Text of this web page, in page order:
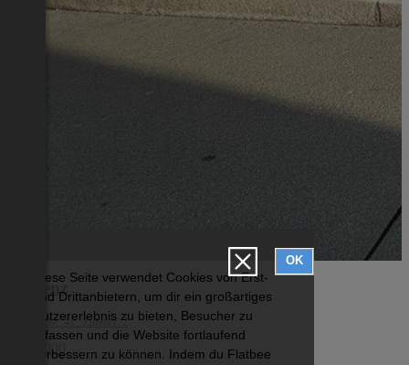
Diese Seite verwendet Cookies von Erst-
und Drittanbietern, um dir ein großartiges
Nutzererlebnis zu bieten, Besucher zu
erfassen und die Website fortlaufend
verbessern zu können. Indem du Flatbee
OK
Bregenz
Wohnfläche: 41 Zimmer: 2
€ 255 000